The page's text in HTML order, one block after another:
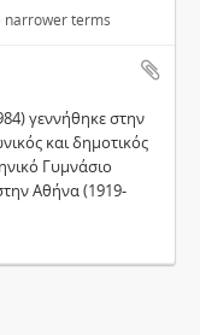
narrower terms
γεννήθηκε στην
και δημοτικός
Γυμνάσιο
Αθήνα (1919-